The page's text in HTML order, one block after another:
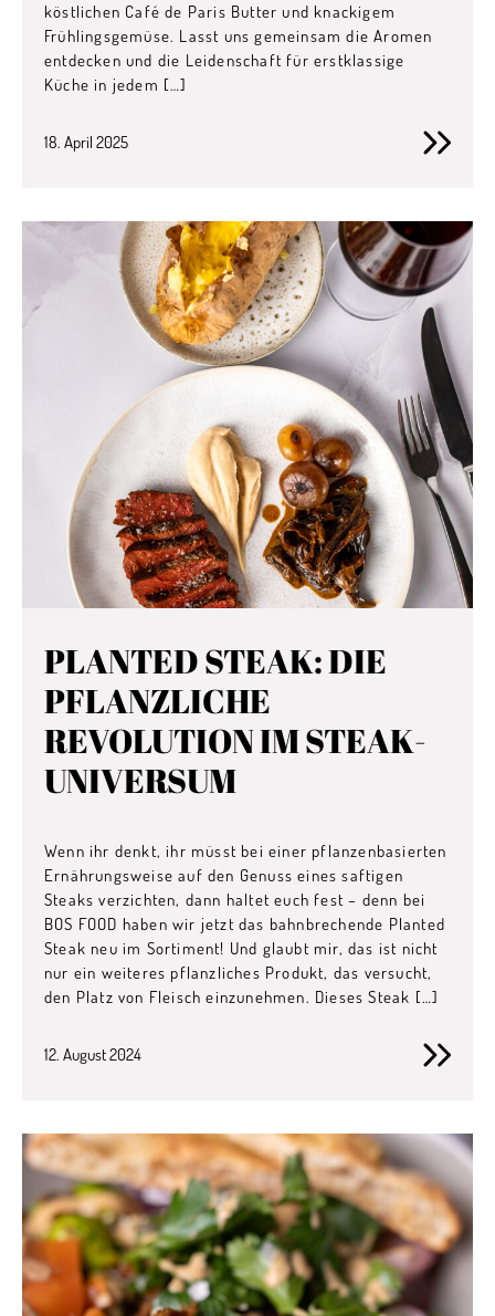
köstlichen Café de Paris Butter und knackigem
Frühlingsgemüse. Lasst uns gemeinsam die Aromen
entdecken und die Leidenschaft für erstklassige
Küche in jedem […]
18. April 2025
PLANTED STEAK: DIE
PFLANZLICHE
REVOLUTION IM STEAK-
UNIVERSUM
Wenn ihr denkt, ihr müsst bei einer pflanzenbasierten
Ernährungsweise auf den Genuss eines saftigen
Steaks verzichten, dann haltet euch fest – denn bei
BOS FOOD haben wir jetzt das bahnbrechende Planted
Steak neu im Sortiment! Und glaubt mir, das ist nicht
nur ein weiteres pflanzliches Produkt, das versucht,
den Platz von Fleisch einzunehmen. Dieses Steak […]
12. August 2024